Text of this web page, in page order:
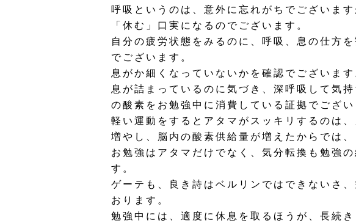
呼吸というのは、意外に忘れがちでございま
「休む」口実になるのでございます。
自分の疲労状態をみるのに、呼吸、息の仕方
でございます。
息がか細くなっていないかを確認でございます
息が詰まっているのに気づき、深呼吸して気
の酸素をお勉強中に消費している証拠でござい
軽い運動をするとアタマがスッキリするのは
増やし、脳内の酸素供給量が増えたからでは、
お勉強はアタマだけでなく、気分転換も勉強
す。
ゲーテも、良き詩はベルリンではできないさ
おります。
勉強中には、適度に休息を取るほうが、長続